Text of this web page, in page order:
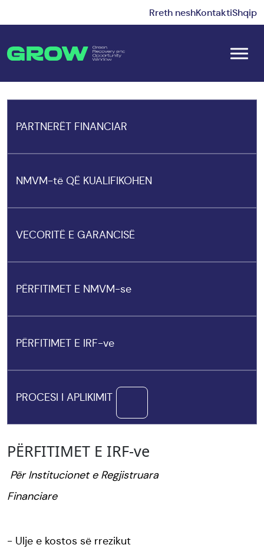
Rreth neshKontaktiShqip
PARTNERËT FINANCIAR
NMVM-të QË KUALIFIKOHEN
VECORITË E GARANCISË
PËRFITIMET E NMVM-se
PËRFITIMET E IRF-ve
PROCESI I APLIKIMIT
PËRFITIMET E IRF-ve
Për Institucionet e Regjistruara
Financiare
Ulje e kostos së rrezikut